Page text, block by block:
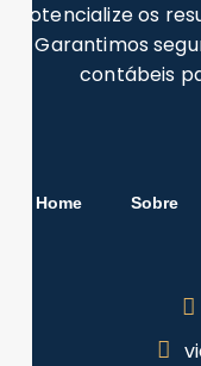
Potencialize os
Garantimos
contábeis
Home Sobre